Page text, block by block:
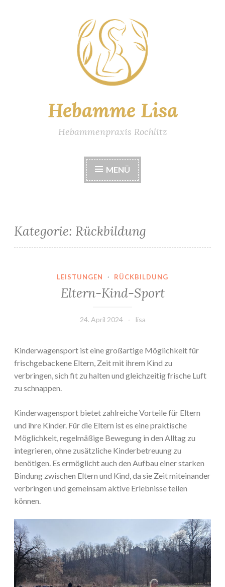
Hebamme Lisa
Hebammenpraxis Rochlitz
MENÜ
Kategorie: Rückbildung
LEISTUNGEN · RÜCKBILDUNG
Eltern-Kind-Sport
24. April 2024 lisa
Kinderwagensport ist eine großartige Möglichkeit für
frischgebackene Eltern, Zeit mit ihrem Kind zu
verbringen, sich fit zu halten und gleichzeitig frische Luft
zu schnappen.
Kinderwagensport bietet zahlreiche Vorteile für Eltern
und ihre Kinder. Für die Eltern ist es eine praktische
Möglichkeit, regelmäßige Bewegung in den Alltag zu
integrieren, ohne zusätzliche Kinderbetreuung zu
benötigen. Es ermöglicht auch den Aufbau einer starken
Bindung zwischen Eltern und Kind, da sie Zeit miteinander
verbringen und gemeinsam aktive Erlebnisse teilen
können.